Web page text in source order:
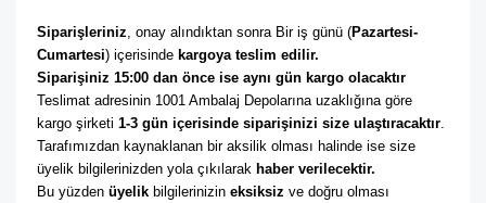
Siparişleriniz, onay alındıktan sonra Bir iş günü (Pazartesi-
Cumartesi) içerisinde kargoya teslim edilir.
Siparişiniz 15:00 dan önce ise aynı gün kargo olacaktır
Teslimat adresinin 1001 Ambalaj Depolarına uzaklığına göre
kargo şirketi 1-3 gün içerisinde siparişinizi size ulaştıracaktır.
Tarafımızdan kaynaklanan bir aksilik olması halinde ise size
üyelik bilgilerinizden yola çıkılarak haber verilecektir.
Bu yüzden üyelik bilgilerinizin eksiksiz